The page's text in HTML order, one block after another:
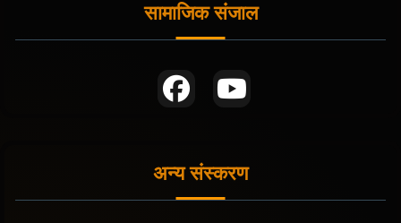
सामाजिक संजाल
अन्य संस्करण